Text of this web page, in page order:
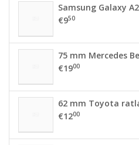
Samsung Galaxy
€950
75 mm Mercedes
€1900
62 mm Toyota
€1200